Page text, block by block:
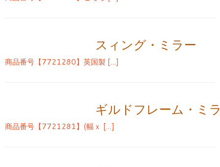
スィング・ミラー
商品番号【7721280】英国製 […]
ギルドフレーム・ミ
商品番号【7721281】(幅ｘ […]